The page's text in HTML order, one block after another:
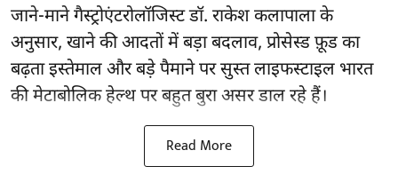
जाने-माने गैस्ट्रोएंटरोलॉजिस्ट डॉ. राकेश कलापाला के
अनुसार, खाने की आदतोंमें बड़ा बदलाव, प्रोसेस्ड फ़ूड का
बढ़ता इस्तेमाल और बड़े पैमाने पर सुस्त लाइफस्टाइल भारत
की मेटाबोलिक हेल्थ पर बहुत बुरा असर डाल रहे हैं।
Read More